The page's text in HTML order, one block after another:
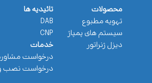
محصولات
تهویه مطبوع
سیستم های پمپاژ
دیزل ژنراتور
تائیدیه ها
DAB
CNP
خدمات
درخواست
درخواست نصب و